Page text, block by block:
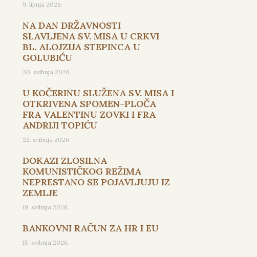
9. lipnja 2026.
NA DAN DRŽAVNOSTI
SLAVLJENA SV. MISA U CRKVI
BL. ALOJZIJA STEPINCA U
GOLUBIĆU
30. svibnja 2026.
U KOČERINU SLUŽENA SV. MISA I
OTKRIVENA SPOMEN-PLOČA
FRA VALENTINU ZOVKI I FRA
ANDRIJI TOPIĆU
22. svibnja 2026.
DOKAZI ZLOSILNA
KOMUNISTIČKOG REŽIMA
NEPRESTANO SE POJAVLJUJU IZ
ZEMLJE
19. svibnja 2026.
BANKOVNI RAČUN ZA HR I EU
15. svibnja 2026.